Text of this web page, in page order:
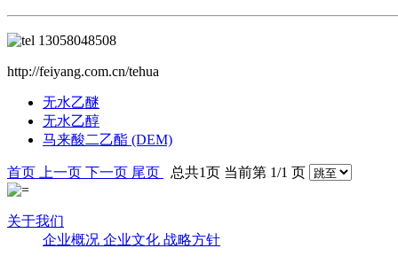
13058048508
http://feiyang.com.cn/tehua
无水乙醚
无水乙醇
马来酸二乙酯 (DEM)
首页 上一页 下一页 尾页 总共1页 当前第 1/1 页
关于我们
企业概况 企业文化 战略方针